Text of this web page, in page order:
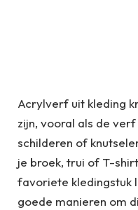
Acrylverf uit kleding
zijn, vooral als de
schilderen of
je broek, trui of T-
favoriete kledingstuk
goede manieren om